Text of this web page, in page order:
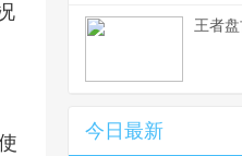
王者
今日最新